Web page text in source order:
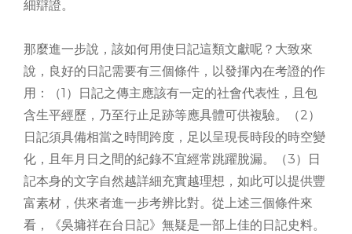
細辯證。
那麼進一步說，該如何用使日記這類文獻呢？大致來
說，良好的日記需要有三個條件，以發揮內在考證的作
用：（1）日記之傳主應該有一定的社會代表性，且包
含生平經歷，乃至行止足跡等應具體可供複驗。（2）
日記須具備相當之時間跨度，足以呈現長時段的時空變
化，且年月日之間的紀錄不宜經常跳躍脫漏。（3）日
記本身的文字自然越詳細充實越理想，如此可以提供豐
富素材，供來者進一步考辨比對。從上述三個條件來
看，《吳墉祥在台日記》無疑是一部上佳的日記史料。